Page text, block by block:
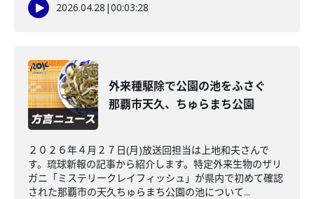
2026.04.28 |00:03:28
外来種駆除で公園の池をふさぐ
那覇市天久、ちゅらまち公園
２０２６年４月２７日(月)放送回担当は上地和夫さんで
す。琉球新報の記事から紹介します。特定外来生物のザリ
ガニ「ミステリークレイフィッシュ」が県内で初めて確認
された那覇市の天久ちゅらまち公園の池について...